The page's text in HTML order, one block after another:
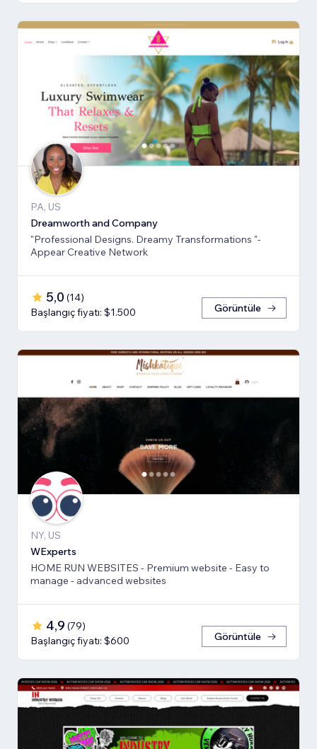
PA, US
Dreamworth and Company
"Professional Designs. Dreamy Transformations "-
Appear Creative Network
5,0 (14)
Başlangıç fiyatı: $1.500
Görüntüle
NY, US
WExperts
HOME RUN WEBSITES - Premium website - Easy to
manage - advanced websites
4,9 (79)
Başlangıç fiyatı: $600
Görüntüle